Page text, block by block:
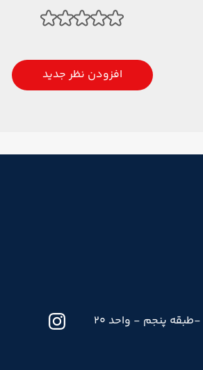
افزودن نظر جدید